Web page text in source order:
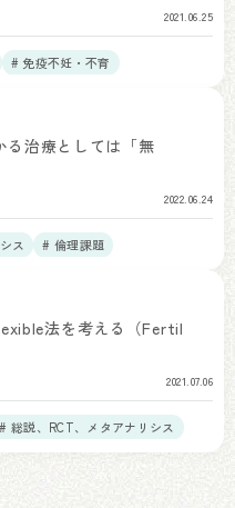
2021.06.25
# 免疫不妊・不育
る治療としては「無
2022.06.24
ス # 倫理課題
法を考える（Fertil
2021.07.06
# 総説、RCT、メタアナリシス